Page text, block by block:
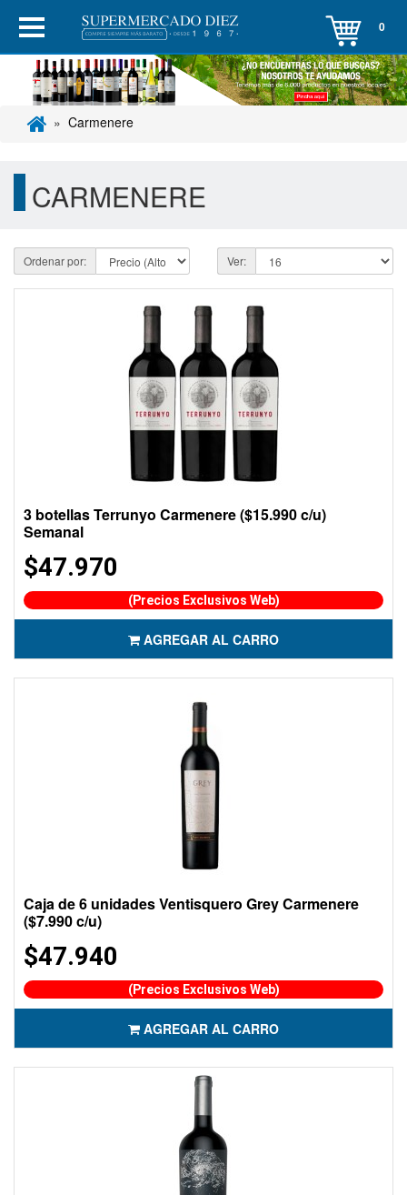
0
Carmenere
CARMENERE
Ordenar por: Ver:
3 botellas Terrunyo Carmenere ($15.990 c/u)
Semanal
$47.970
(Precios Exclusivos Web)
AGREGAR AL CARRO
Caja de 6 unidades Ventisquero Grey Carmenere
($7.990 c/u)
$47.940
(Precios Exclusivos Web)
AGREGAR AL CARRO